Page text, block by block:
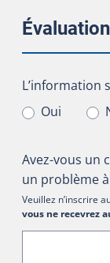
L’information
L’information
Oui
Avez-vous un
un problème
Veuillez n’inscrire
vous ne recevrez